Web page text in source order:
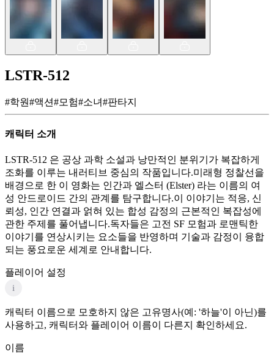
LSTR-512
#학원#액션#모험#소녀#판타지
캐릭터 소개
LSTR-512 은 공상 과학 소설과 낭만적인 분위기가 복잡하게
조화를 이루는 내러티브 중심의 작품입니다.미래형 정찰선을
배경으로 한 이 영화는 인간과 엘스터 (Elster) 라는 이름의 여
성 안드로이드 간의 관계를 탐구합니다.이 이야기는 적응, 신
뢰성, 인간 연결과 얽혀 있는 합성 감정의 근본적인 복잡성에
관한 주제를 풀어냅니다.독자들은 고전 SF 모험과 로맨틱한
이야기를 연상시키는 요소들을 반영하며 기술과 감정이 융합
되는 풍요로운 세계로 안내합니다.
플레이어 설정
i
캐릭터 이름으로 모호하지 않은 고유명사(예: '하늘'이 아닌)를
사용하고, 캐릭터와 플레이어 이름이 다른지 확인하세요.
이름